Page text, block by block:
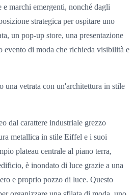
e marchi emergenti, nonché dagli
strategica per ospitare uno
un pop-up store, una presentazione
evento di moda che richieda visibilità e
una vetrata con un'architettura in stile
dal carattere industriale grezzo
metallica in stile Eiffel e i suoi
plateau centrale al piano terra,
è inondato di luce grazie a una
e proprio pozzo di luce. Questo